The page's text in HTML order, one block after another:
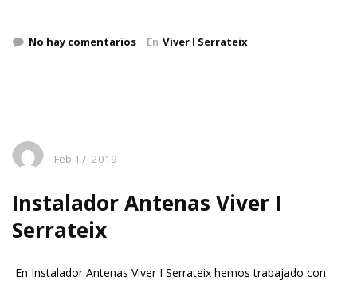
No hay comentarios En Viver I Serrateix
Feb 17, 2019
Instalador Antenas Viver I
Serrateix
En Instalador Antenas Viver I Serrateix hemos trabajado con